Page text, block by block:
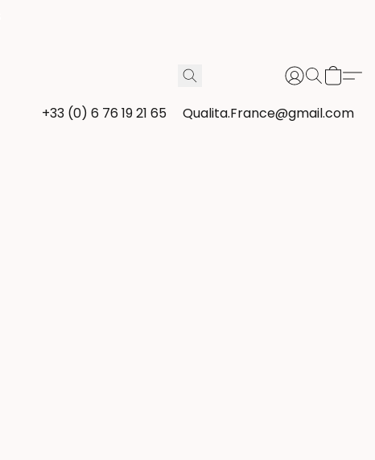
+33 (0) 6 76 19 21 65 Qualita.France@gmail.com